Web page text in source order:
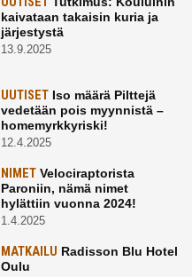
kaivataan takaisin kuria ja
järjestystä
13.9.2025
UUTISETIso määrä Pilttejä
vedetään pois myynnistä –
homemyrkkyriski!
12.4.2025
NIMETVelociraptorista
Paroniin, nämä nimet
hylättiin vuonna 2024!
1.4.2025
MATKAILU Radisson Blu Hotel
Oulu